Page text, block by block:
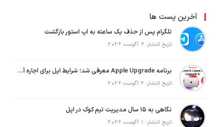
آخرین پست ها
تلگرام پس از حذف یک ساعته به اپ استور بازگشت
تاریخ انتشار: 6 آگوست 2026
برنامه Apple Upgrade معرفی شد؛ شرایط اپل برای اجاره آیفون، آیپد، مک و اپل واچ
تاریخ انتشار: 2 آگوست 2026
نگاهی به ۱۵ سال مدیریت تیم کوک در اپل
تاریخ انتشار: 1 آگوست 2026